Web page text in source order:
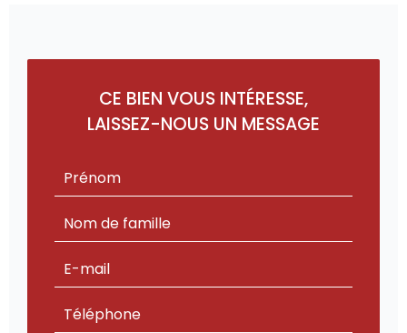
CE BIEN VOUS INTÉRESSE,
LAISSEZ-NOUS UN MESSAGE